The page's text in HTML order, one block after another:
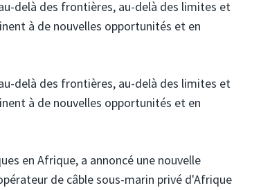
delà des frontières, au-delà des limites et
à de nouvelles opportunités et en
delà des frontières, au-delà des limites et
à de nouvelles opportunités et en
en Afrique, a annoncé une nouvelle
de câble sous-marin privé d'Afrique